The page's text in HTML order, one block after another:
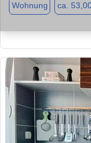
Wohnung ca.